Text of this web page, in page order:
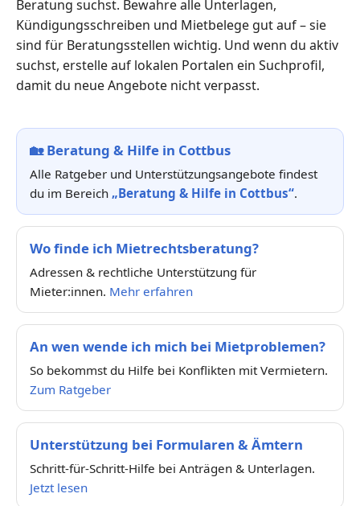
Beratung suchst. Bewahre alle Unterlagen,
Kündigungsschreiben und Mietbelege gut auf – sie
sind für Beratungsstellen wichtig. Und wenn du aktiv
suchst, erstelle auf lokalen Portalen ein Suchprofil,
damit du neue Angebote nicht verpasst.
🏡Beratung & Hilfe in Cottbus
Alle Ratgeber und Unterstützungsangebote findest
du im Bereich „Beratung & Hilfe in Cottbus“.
Wo finde ich Mietrechtsberatung?
Adressen & rechtliche Unterstützung für
Mieter:innen. Mehr erfahren
An wen wende ich mich bei Mietproblemen?
So bekommst du Hilfe bei Konflikten mit Vermietern.
Zum Ratgeber
Unterstützung bei Formularen & Ämtern
Schritt-für-Schritt-Hilfe bei Anträgen & Unterlagen.
Jetzt lesen